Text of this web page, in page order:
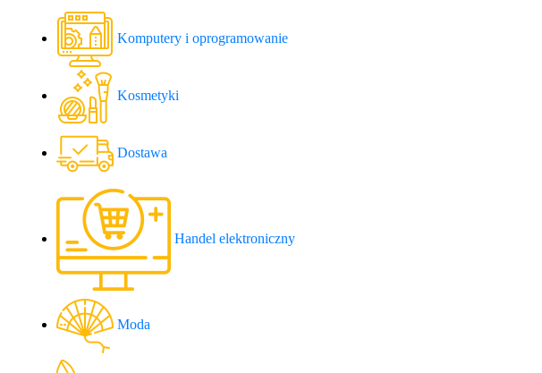
Komputery i oprogramowanie
Kosmetyki
Dostawa
Handel elektroniczny
Moda